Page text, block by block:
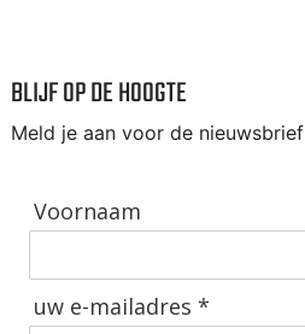
BLIJF OP DE HOOGTE
Meld je aan voor de nieuwsbrief
Voornaam
uw e-mailadres *